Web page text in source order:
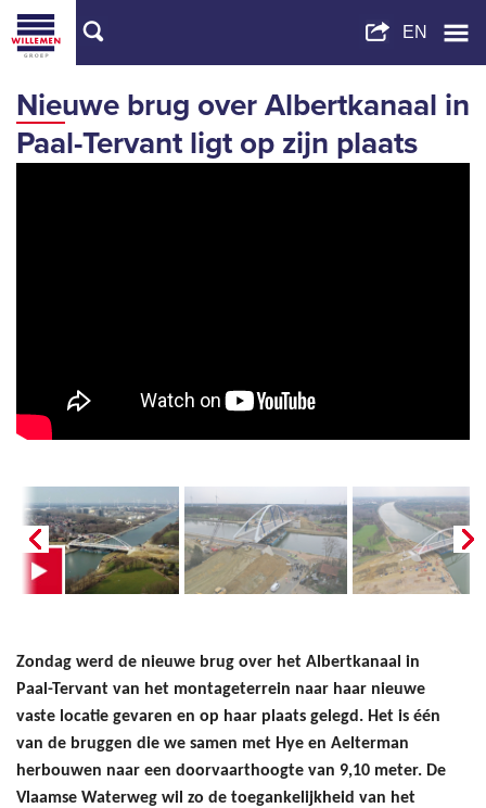
Nieuwe brug over Albertkanaal in
Paal-Tervant ligt op zijn plaats
Zondag werd de nieuwe brug over het Albertkanaal in
Paal-Tervant van het montageterrein naar haar nieuwe
vaste locatie gevaren en op haar plaats gelegd. Het is één
van de bruggen die we samen met Hye en Aelterman
herbouwen naar een doorvaarthoogte van 9,10 meter. De
Vlaamse Waterweg wil zo de toegankelijkheid van het